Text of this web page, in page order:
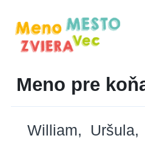
Meno pre
William Uršula